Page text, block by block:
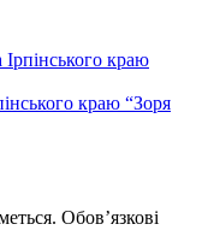
Ірпінського краю
краю “Зоря
Обов’язкові